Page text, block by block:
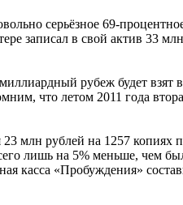
серьёзное 69-
записал в свой актив 33
рубеж будет взят в
что летом 2011 года
млн рублей на 1257 копиях
лишь на 5% меньше, чем
касса «Пробуждения»